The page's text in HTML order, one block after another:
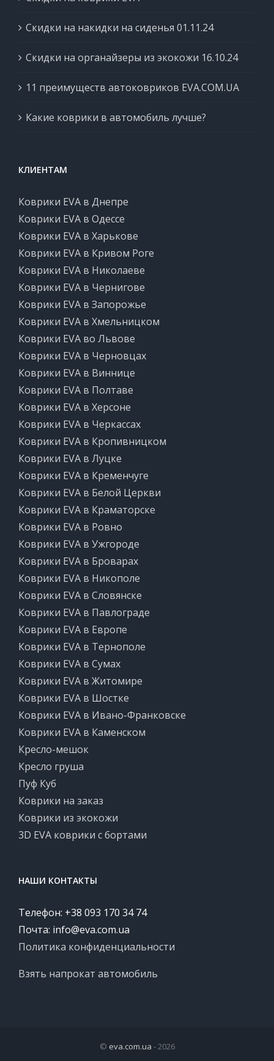
Скидки на накидки на сиденья 01.11.24
Скидки на органайзеры из экокожи 16.10.24
11 преимуществ автоковриков EVA.COM.UA
Какие коврики в автомобиль лучше?
КЛИЕНТАМ
Коврики EVA в Днепре
Коврики EVA в Одессе
Коврики EVA в Харькове
Коврики EVA в Кривом Роге
Коврики EVA в Николаеве
Коврики EVA в Чернигове
Коврики EVA в Запорожье
Коврики EVA в Хмельницком
Коврики EVA во Львове
Коврики EVA в Черновцах
Коврики EVA в Виннице
Коврики EVA в Полтаве
Коврики EVA в Херсоне
Коврики EVA в Черкассах
Коврики EVA в Кропивницком
Коврики EVA в Луцке
Коврики EVA в Кременчуге
Коврики EVA в Белой Церкви
Коврики EVA в Краматорске
Коврики EVA в Ровно
Коврики EVA в Ужгороде
Коврики EVA в Броварах
Коврики EVA в Никополе
Коврики EVA в Словянске
Коврики EVA в Павлограде
Коврики EVA в Европе
Коврики EVA в Тернополе
Коврики EVA в Сумах
Коврики EVA в Житомире
Коврики EVA в Шостке
Коврики EVA в Ивано-Франковске
Коврики EVA в Каменском
Кресло-мешок
Кресло груша
Пуф Куб
Коврики на заказ
Коврики из экокожи
3D EVA коврики с бортами
НАШИ КОНТАКТЫ
Телефон: +38 093 170 34 74
Почта: info@eva.com.ua
Политика конфиденциальности
Взять напрокат автомобиль
© eva.com.ua - 2026